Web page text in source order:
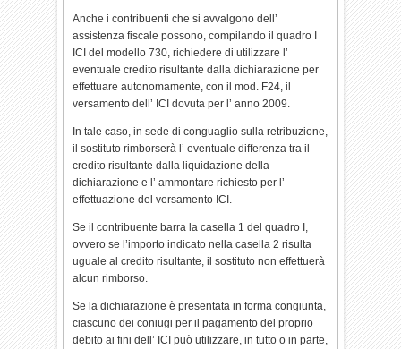
Anche i contribuenti che si avvalgono dell’
assistenza fiscale possono, compilando il quadro I
ICI del modello 730, richiedere di utilizzare l’
eventuale credito risultante dalla dichiarazione per
effettuare autonomamente, con il mod. F24, il
versamento dell’ ICI dovuta per l’ anno 2009.
In tale caso, in sede di conguaglio sulla retribuzione,
il sostituto rimborserà l’ eventuale differenza tra il
credito risultante dalla liquidazione della
dichiarazione e l’ ammontare richiesto per l’
effettuazione del versamento ICI.
Se il contribuente barra la casella 1 del quadro I,
ovvero se l’importo indicato nella casella 2 risulta
uguale al credito risultante, il sostituto non effettuerà
alcun rimborso.
Se la dichiarazione è presentata in forma congiunta,
ciascuno dei coniugi per il pagamento del proprio
debito ai fini dell’ ICI può utilizzare, in tutto o in parte,